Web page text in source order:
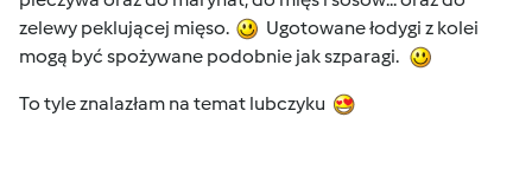
zelewy peklującej mięso.
Ugotowane łodygi z kolei
mogą być spożywane podobnie jak szparagi.
To tyle znalazłam na temat lubczyku